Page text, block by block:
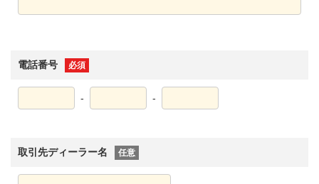
電話番号 必須
- -
取引先ディーラー名 任意